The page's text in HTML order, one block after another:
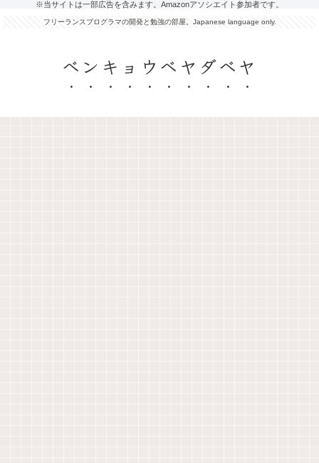
※当サイトは一部広告を含みます。Amazonアソシエイト参加者です。
フリーランスプログラマの開発と勉強の部屋。Japanese language only.
ベンキョウベヤダベヤ